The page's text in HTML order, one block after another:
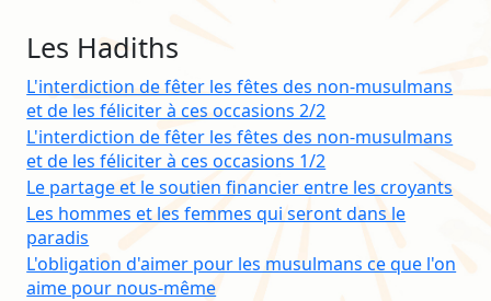
Les Hadiths
L'interdiction de fêter les fêtes des non-musulmans
et de les féliciter à ces occasions 2/2
L'interdiction de fêter les fêtes des non-musulmans
et de les féliciter à ces occasions 1/2
Le partage et le soutien financier entre les croyants
Les hommes et les femmes qui seront dans le
paradis
L'obligation d'aimer pour les musulmans ce que l'on
aime pour nous-même